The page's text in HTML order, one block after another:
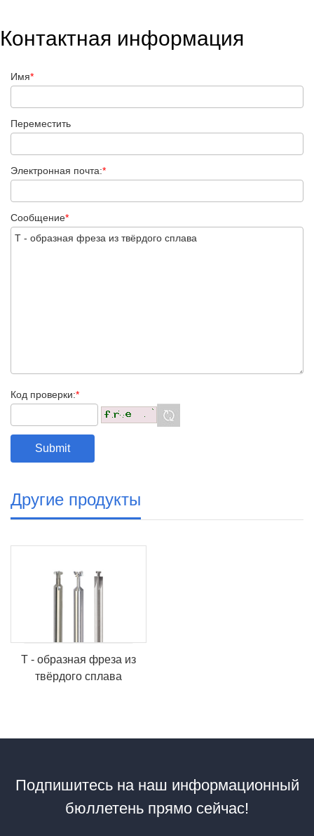
Контактная информация
Имя*
Переместить
Электронная почта:*
Сообщение*
Код проверки:*
Другие продукты
Т - образная фреза из
твёрдого сплава
Подпишитесь на наш информационный
бюллетень прямо сейчас!